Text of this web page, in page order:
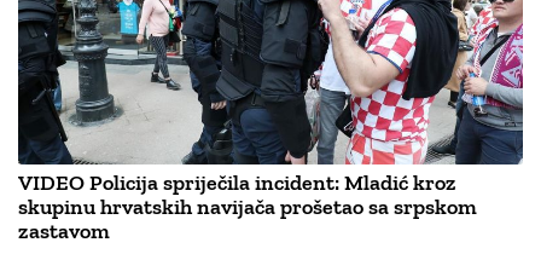
VIDEO Policija spriječila incident: Mladić kroz
skupinu hrvatskih navijača prošetao sa srpskom
zastavom